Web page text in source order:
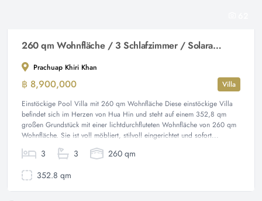
260 qm Wohnfläche / 3 Schlafzimmer / Solaranlage
Prachuap Khiri Khan
฿ 8,900,000
Villa
Einstöckige Pool Villa mit 260 qm Wohnfläche Diese einstöckige Villa
befindet sich im Herzen von Hua Hin und steht auf einem 352,8 qm
großen Grundstück mit einer lichtdurchfluteten Wohnfläche von 260 qm
Wohnfläche. Sie ist voll möbliert, stilvoll eingerichtet und sofort...
3 3
260 qm
352.8 qm